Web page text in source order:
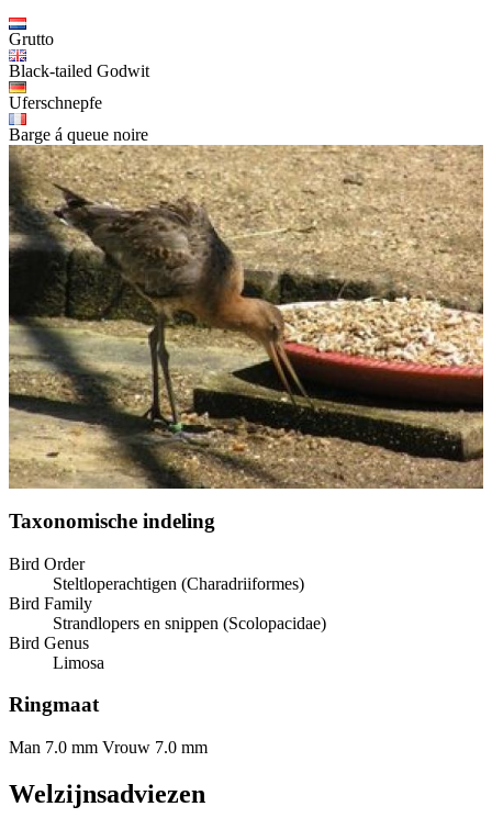
Grutto
Black-tailed Godwit
Uferschnepfe
Barge á queue noire
Taxonomische indeling
Bird Order
Steltloperachtigen (Charadriiformes)
Bird Family
Strandlopers en snippen (Scolopacidae)
Bird Genus
Limosa
Ringmaat
Man 7.0 mm Vrouw 7.0 mm
Welzijnsadviezen